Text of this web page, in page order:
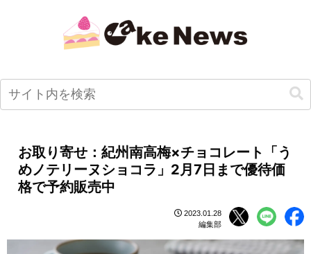
お取り寄せ：紀州南⾼梅×チョコレート「う
めノテリーヌショコラ」2月7日まで優待価
格で予約販売中
2023.01.28
編集部